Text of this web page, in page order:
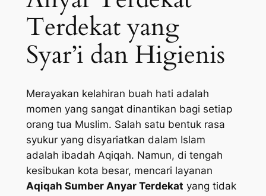
Terdekat yang
Syar’i dan Higienis
Merayakan kelahiran buah hati adalah
momen yang sangat dinantikan bagi setiap
orang tua Muslim. Salah satu bentuk rasa
syukur yang disyariatkan dalam Islam
adalah ibadah Aqiqah. Namun, di tengah
kesibukan kota besar, mencari layanan
Aqiqah Sumber Anyar Terdekat yang tidak